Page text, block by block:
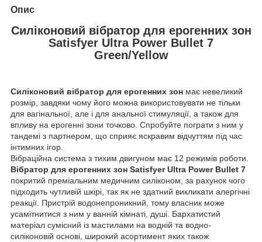
Опис
Силіконовий вібратор для ерогенних зон
Satisfyer Ultra Power Bullet 7
Green/Yellow
Силіконовий вібратор для ерогенних зон має невеликий
розмір, завдяки чому його можна використовувати не тільки
для вагінальної, але і для анальної стимуляції, а також для
впливу на ерогенні зони точково. Спробуйте пограти з ним у
тандемі з партнером, що сприяє яскравим відчуттям під час
інтимних ігор.
Вібраційна система з тихим двигуном має 12 режимів роботи.
Вібратор для ерогенних зон Satisfyer Ultra Power Bullet 7
покритий преміальним медичним силіконом, за рахунок чого
підходить чутливій шкірі, так як не здатний викликати алергічні
реакції. Пристрій водонепроникний, тому власник може
усамітнитися з ним у ванній кімнаті, душі. Бархатистий
матеріал сумісний із мастилами на водній та водно-
силіконовій основі, широкий асортимент яких також